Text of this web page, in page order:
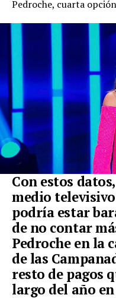
Pedroche, cuarta
Con estos
medio
podría estar
de no contar
Pedroche en la
de las
resto de pagos
largo del año